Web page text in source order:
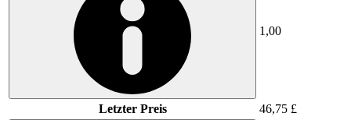
1,00
Letzter Preis 46,75 £